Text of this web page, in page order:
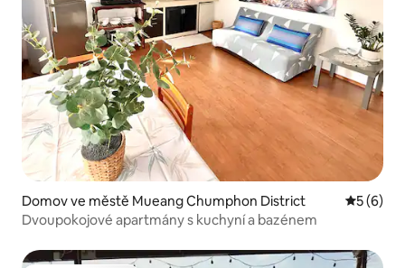
Domov ve městě Mueang Chumphon District
5 (6)
Dvoupokojové apartmány s kuchyní a bazénem